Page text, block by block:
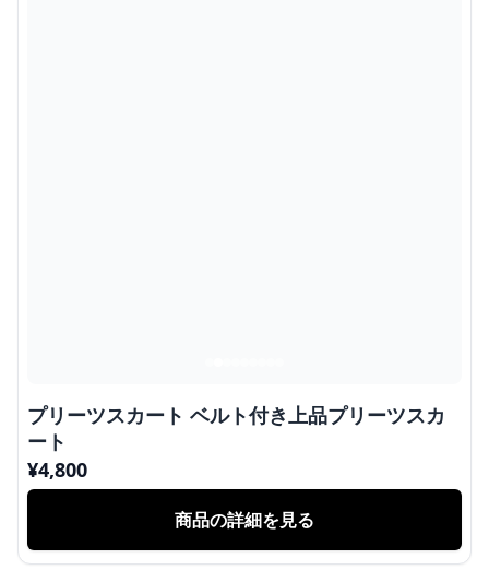
プリーツスカート ベルト付き上品プリーツスカ
ート
¥4,800
商品の詳細を見る